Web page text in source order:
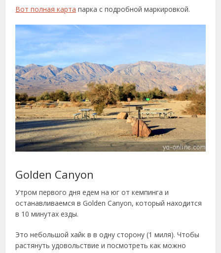
Вот полная карта парка с подробной маркировкой.
Golden Canyon
Утром первого дня едем на юг от кемпинга и
останавливаемся в Golden Canyon, который находится
в 10 минутах езды.
Это небольшой хайк в в одну сторону (1 миля). Чтобы
растянуть удовольствие и посмотреть как можно